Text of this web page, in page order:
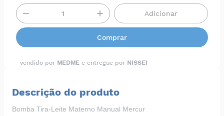
Adicionar
Comprar
vendido por MEDME e entregue por NISSEI
Descrição do produto
Bomba Tira-Leite Materno Manual Mercur